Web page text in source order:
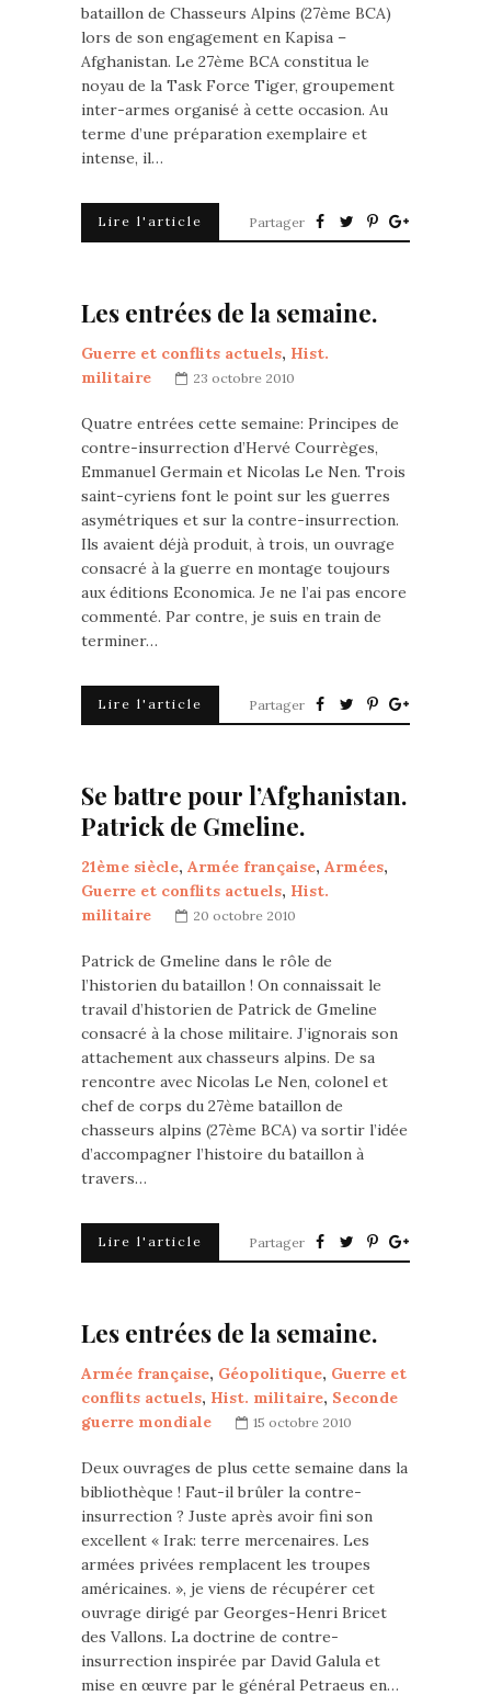
bataillon de Chasseurs Alpins (27ème BCA)
lors de son engagement en Kapisa –
Afghanistan. Le 27ème BCA constitua le
noyau de la Task Force Tiger, groupement
inter-armes organisé à cette occasion. Au
terme d’une préparation exemplaire et
intense, il…
Lire l'article Partager
Les entrées de la semaine.
Guerre et conflits actuels, Hist.
militaire
23 octobre 2010
Quatre entrées cette semaine: Principes de
contre-insurrection d’Hervé Courrèges,
Emmanuel Germain et Nicolas Le Nen. Trois
saint-cyriens font le point sur les guerres
asymétriques et sur la contre-insurrection.
Ils avaient déjà produit, à trois, un ouvrage
consacré à la guerre en montage toujours
aux éditions Economica. Je ne l’ai pas encore
commenté. Par contre, je suis en train de
terminer…
Lire l'article Partager
Se battre pour l’Afghanistan.
Patrick de Gmeline.
21ème siècle, Armée française, Armées,
Guerre et conflits actuels, Hist.
militaire
20 octobre 2010
Patrick de Gmeline dans le rôle de
l’historien du bataillon ! On connaissait le
travail d’historien de Patrick de Gmeline
consacré à la chose militaire. J’ignorais son
attachement aux chasseurs alpins. De sa
rencontre avec Nicolas Le Nen, colonel et
chef de corps du 27ème bataillon de
chasseurs alpins (27ème BCA) va sortir l’idée
d’accompagner l’histoire du bataillon à
travers…
Lire l'article Partager
Les entrées de la semaine.
Armée française, Géopolitique, Guerre et
conflits actuels, Hist. militaire, Seconde
guerre mondiale
15 octobre 2010
Deux ouvrages de plus cette semaine dans la
bibliothèque ! Faut-il brûler la contre-
insurrection ? Juste après avoir fini son
excellent « Irak: terre mercenaires. Les
armées privées remplacent les troupes
américaines. », je viens de récupérer cet
ouvrage dirigé par Georges-Henri Bricet
des Vallons. La doctrine de contre-
insurrection inspirée par David Galula et
mise en œuvre par le général Petraeus en…